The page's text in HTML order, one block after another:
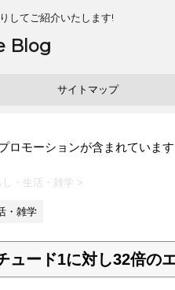
してご紹介いたします!
Blog
サイトマップ
ロモーションが含まれています
し・生活・雑学 >
・雑学
ュード1に対し32倍の